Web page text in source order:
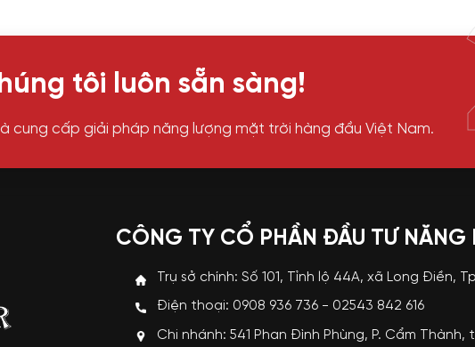
tôi luôn sẵn sàng!
cung cấp giải pháp năng lượng mặt trời hàng đầu Việt Nam.
CÔNG TY CỔ PHẦN ĐẦU TƯ NĂNG
Trụ sở chính: Số 101, Tỉnh lộ 44A, xã Long Điền,
Điện thoại: 0908 936 736 - 02543 842 616
Chi nhánh: 541 Phan Đình Phùng, P. Cẩm Thành,